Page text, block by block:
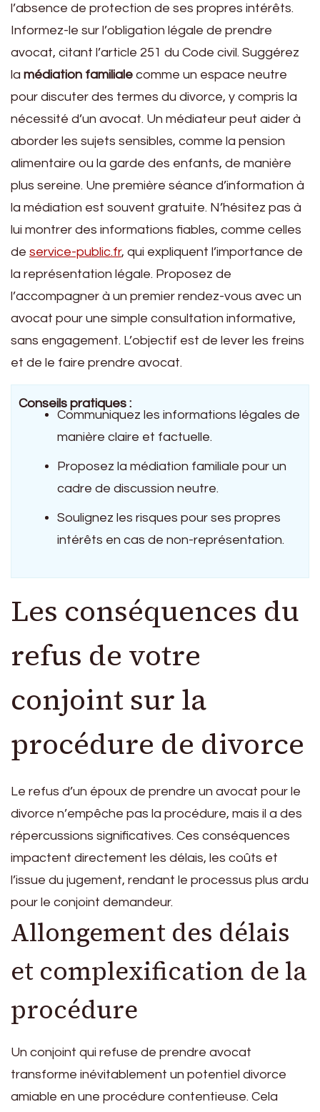
l’absence de protection de ses propres intérêts.
Informez-le sur l’obligation légale de prendre
avocat, citant l’article 251 du Code civil. Suggérez
la médiation familiale comme un espace neutre
pour discuter des termes du divorce, y compris la
nécessité d’un avocat. Un médiateur peut aider à
aborder les sujets sensibles, comme la pension
alimentaire ou la garde des enfants, de manière
plus sereine. Une première séance d’information à
la médiation est souvent gratuite. N’hésitez pas à
lui montrer des informations fiables, comme celles
de service-public.fr, qui expliquent l’importance de
la représentation légale. Proposez de
l’accompagner à un premier rendez-vous avec un
avocat pour une simple consultation informative,
sans engagement. L’objectif est de lever les freins
et de le faire prendre avocat.
Conseils pratiques :
Communiquez les informations légales de
manière claire et factuelle.
Proposez la médiation familiale pour un
cadre de discussion neutre.
Soulignez les risques pour ses propres
intérêts en cas de non-représentation.
Les conséquences du
refus de votre
conjoint sur la
procédure de divorce
Le refus d’un époux de prendre un avocat pour le
divorce n’empêche pas la procédure, mais il a des
répercussions significatives. Ces conséquences
impactent directement les délais, les coûts et
l’issue du jugement, rendant le processus plus ardu
pour le conjoint demandeur.
Allongement des délais
et complexification de la
procédure
Un conjoint qui refuse de prendre avocat
transforme inévitablement un potentiel divorce
amiable en une procédure contentieuse. Cela